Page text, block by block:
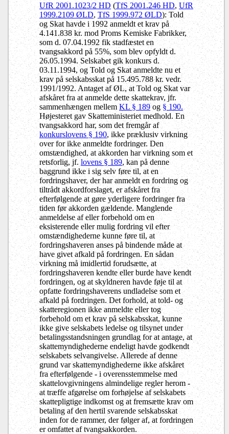
UfR 2001.1023/2 HD (TfS 2001.246 HD, UfR
1999.2109 ØLD, TfS 1999.972 ØLD): Told
og Skat havde i 1992 anmeldt et krav på
4.141.838 kr. mod Proms Kemiske Fabrikker,
som d. 07.04.1992 fik stadfæstet en
tvangsakkord på 55%, som blev opfyldt d.
26.05.1994. Selskabet gik konkurs d.
03.11.1994, og Told og Skat anmeldte nu et
krav på selskabsskat på 15.495.788 kr. vedr.
1991/1992. Antaget af ØL, at Told og Skat var
afskåret fra at anmelde dette skattekrav, jfr.
sammenhængen mellemKL § 189og§ 190.
Højesteret gav Skatteministeriet medhold. En
tvangsakkord har, som det fremgår af
konkurslovens § 190, ikke præklusiv virkning
over for ikke anmeldte fordringer. Den
omstændighed, at akkorden har virkning som et
retsforlig, jf. lovens § 189, kan på denne
baggrund ikke i sig selv føre til, at en
fordringshaver, der har anmeldt en fordring og
tiltrådt akkordforslaget, er afskåret fra
efterfølgende at gøre yderligere fordringer fra
tiden før akkorden gældende. Manglende
anmeldelse af eller forbehold om en
eksisterende eller mulig fordring vil efter
omstændighederne kunne føre til, at
fordringshaveren anses på bindende måde at
have givet afkald på fordringen. En sådan
virkning må imidlertid forudsætte, at
fordringshaveren kendte eller burde have kendt
fordringen, og at skyldneren havde føje til at
opfatte fordringshaverens undladelse som et
afkald på fordringen. Det forhold, at told- og
skatteregionen ikke anmeldte eller tog
forbehold om et krav på selskabsskat, kunne
ikke give selskabets ledelse og tilsynet under
betalingsstandsningen grundlag for at antage, at
skattemyndighederne endeligt havde godkendt
selskabets selvangivelse. Allerede af denne
grund var skattemyndighederne ikke afskåret
fra efterfølgende - i overensstemmelse med
skattelovgivningens almindelige regler herom -
at træffe afgørelse om forhøjelse af selskabets
skattepligtige indkomst og at fremsætte krav om
betaling af den hertil svarende selskabsskat
inden for de rammer, der følger af, at fordringen
er omfattet af tvangsakkorden.